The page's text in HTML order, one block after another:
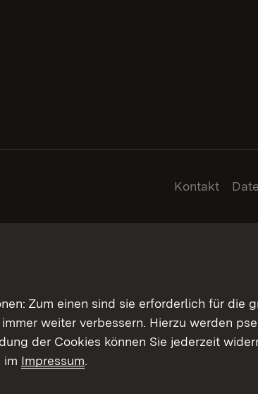
Kontakt
Zum einen sind sie erforderlich für die
weiter verbessern. Hierzu werden
der Cookies können Sie jederzeit
im Impressum.